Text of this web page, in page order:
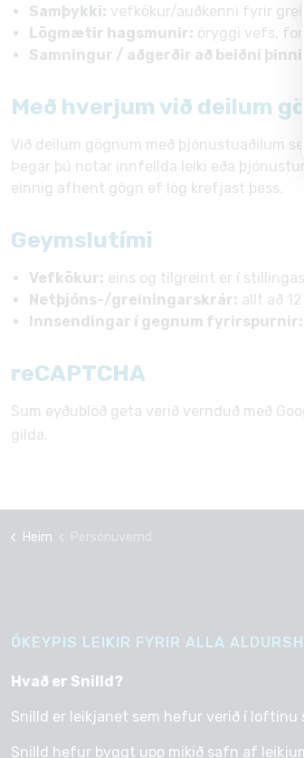
Samþykki: vefkökur/auðkenni fyrir
Lögmætir hagsmunir: öryggi vefs,
Samningur / aðgerðir að beiðni þinni:
Með hverjum við deilum
Við deilum gögnum með þjónustuaðilum
Þegar þú notar innfellda leiki eða
einnig afhent gögn ef lög krefjast þess.
Geymslutími
Vefkökur: eins og tilgreint er í
Netþjóns-/greiningarskrár: allt að
Innsendingar í gegnum fyrirspurnir:
reCAPTCHA
Sum eyðublöð geta verið vernduð með
gilda.
Heim
ÓKEYPIS LEIKIR FYRIR ALLA
Hvað er Snilld?
Snilld er leikjanet sem hefur verið í loftinu
Snilld hefur byggt upp mikið safn af